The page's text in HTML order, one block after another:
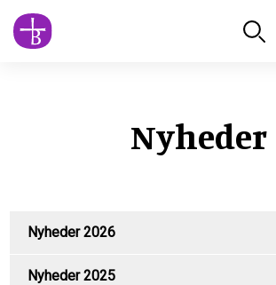
Skip
to
Nyheder
Nyheder 2026
Nyheder 2025